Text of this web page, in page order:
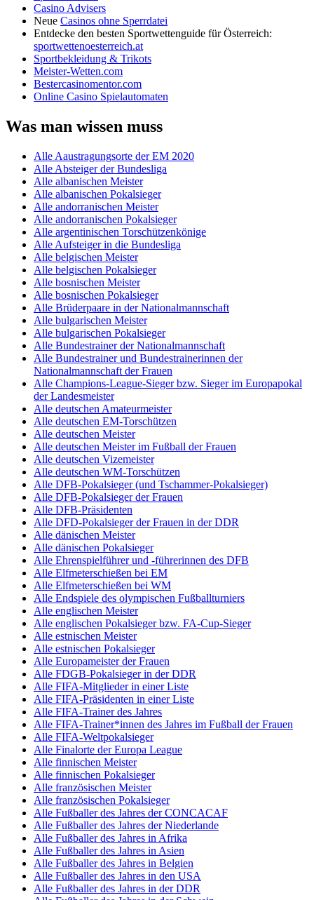
Casino Advisers
Neue Casinos ohne Sperrdatei
Entdecke den besten Sportwettenguide für Österreich:
sportwettenoesterreich.at
Sportbekleidung & Trikots
Meister-Wetten.com
Bestercasinomentor.com
Online Casino Spielautomaten
Was man wissen muss
Alle Aaustragungsorte der EM 2020
Alle Absteiger der Bundesliga
Alle albanischen Meister
Alle albanischen Pokalsieger
Alle andorranischen Meister
Alle andorranischen Pokalsieger
Alle argentinischen Torschützenkönige
Alle Aufsteiger in die Bundesliga
Alle belgischen Meister
Alle belgischen Pokalsieger
Alle bosnischen Meister
Alle bosnischen Pokalsieger
Alle Brüderpaare in der Nationalmannschaft
Alle bulgarischen Meister
Alle bulgarischen Pokalsieger
Alle Bundestrainer der Nationalmannschaft
Alle Bundestrainer und Bundestrainerinnen der
Nationalmannschaft der Frauen
Alle Champions-League-Sieger bzw. Sieger im Europapokal
der Landesmeister
Alle deutschen Amateurmeister
Alle deutschen EM-Torschützen
Alle deutschen Meister
Alle deutschen Meister im Fußball der Frauen
Alle deutschen Vizemeister
Alle deutschen WM-Torschützen
Alle DFB-Pokalsieger (und Tschammer-Pokalsieger)
Alle DFB-Pokalsieger der Frauen
Alle DFB-Präsidenten
Alle DFD-Pokalsieger der Frauen in der DDR
Alle dänischen Meister
Alle dänischen Pokalsieger
Alle Ehrenspielführer und -führerinnen des DFB
Alle Elfmeterschießen bei EM
Alle Elfmeterschießen bei WM
Alle Endspiele des olympischen Fußballturniers
Alle englischen Meister
Alle englischen Pokalsieger bzw. FA-Cup-Sieger
Alle estnischen Meister
Alle estnischen Pokalsieger
Alle Europameister der Frauen
Alle FDGB-Pokalsieger in der DDR
Alle FIFA-Mitglieder in einer Liste
Alle FIFA-Präsidenten in einer Liste
Alle FIFA-Trainer des Jahres
Alle FIFA-Trainer*innen des Jahres im Fußball der Frauen
Alle FIFA-Weltpokalsieger
Alle Finalorte der Europa League
Alle finnischen Meister
Alle finnischen Pokalsieger
Alle französischen Meister
Alle französischen Pokalsieger
Alle Fußballer des Jahres der CONCACAF
Alle Fußballer des Jahres der Niederlande
Alle Fußballer des Jahres in Afrika
Alle Fußballer des Jahres in Asien
Alle Fußballer des Jahres in Belgien
Alle Fußballer des Jahres in den USA
Alle Fußballer des Jahres in der DDR